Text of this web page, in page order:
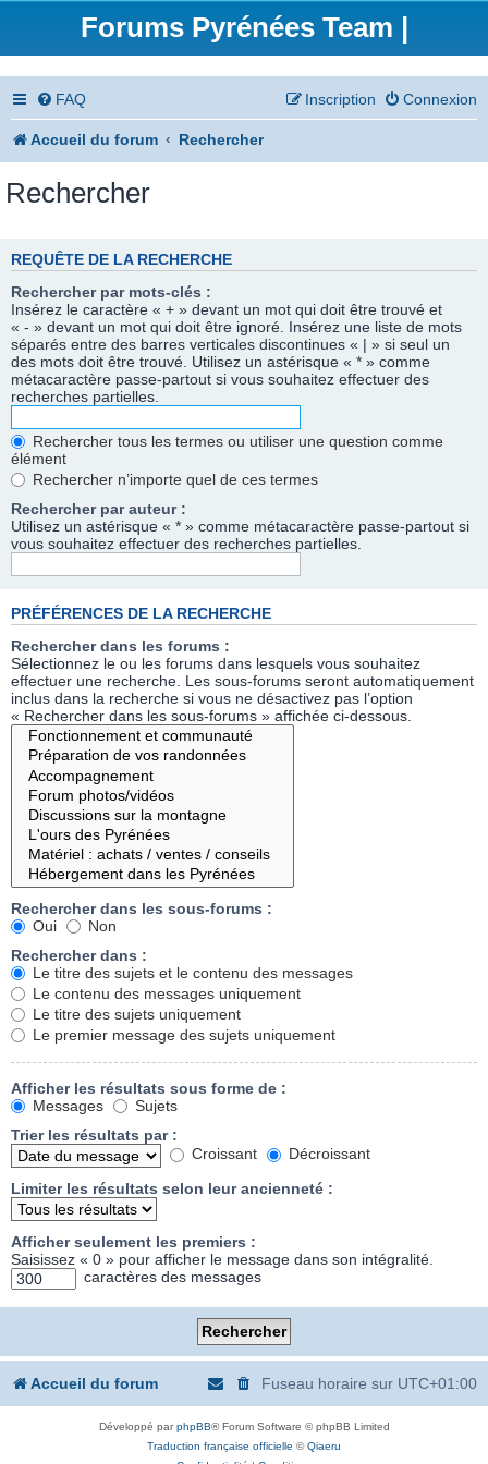
Forums Pyrénées Team |
FAQ Connexion
Inscription
Accueil du forum Rechercher
Rechercher
REQUÊTE DE LA RECHERCHE
Rechercher par mots-clés :
Insérez le caractère « + » devant un mot qui doit être trouvé et
« - » devant un mot qui doit être ignoré. Insérez une liste de mots
séparés entre des barres verticales discontinues « | » si seul un
des mots doit être trouvé. Utilisez un astérisque « * » comme
métacaractère passe-partout si vous souhaitez effectuer des
recherches partielles.
Rechercher tous les termes ou utiliser une question comme
élément
Rechercher n’importe quel de ces termes
Rechercher par auteur :
Utilisez un astérisque « * » comme métacaractère passe-partout si
vous souhaitez effectuer des recherches partielles.
PRÉFÉRENCES DE LA RECHERCHE
Rechercher dans les forums :
Sélectionnez le ou les forums dans lesquels vous souhaitez
effectuer une recherche. Les sous-forums seront automatiquement
inclus dans la recherche si vous ne désactivez pas l’option
« Rechercher dans les sous-forums » affichée ci-dessous.
Rechercher dans les sous-forums :
Oui
Non
Rechercher dans :
Le titre des sujets et le contenu des messages
Le contenu des messages uniquement
Le titre des sujets uniquement
Le premier message des sujets uniquement
Afficher les résultats sous forme de :
Messages
Sujets
Trier les résultats par :
Croissant
Décroissant
Limiter les résultats selon leur ancienneté :
Afficher seulement les premiers :
Saisissez « 0 » pour afficher le message dans son intégralité.
caractères des messages
Accueil du forum Fuseau horaire sur UTC+01:00
Développé parphpBB® Forum Software © phpBB Limited
Traduction française officielle ©Qiaeru